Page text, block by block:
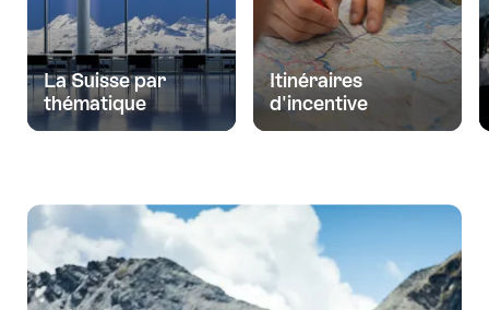
La Suisse par
thématique
Itinéraires
d'incentive